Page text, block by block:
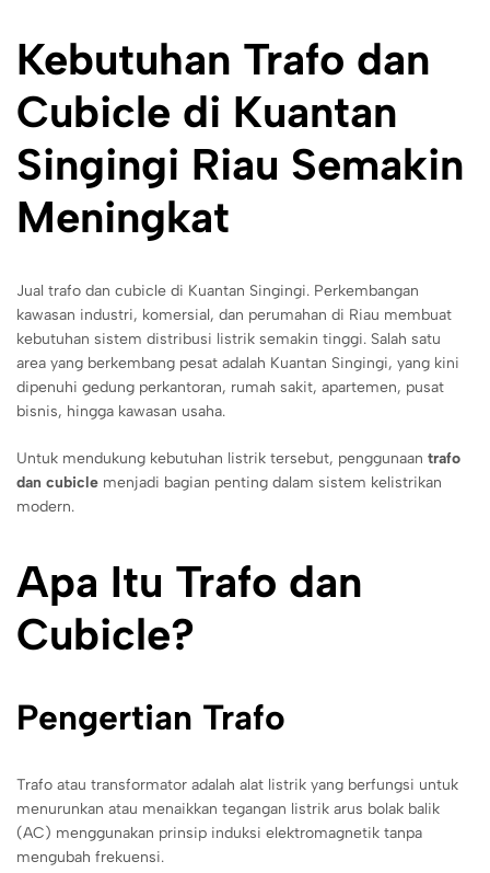
Kebutuhan Trafo dan
Cubicle di Kuantan
Singingi Riau Semakin
Meningkat
Jual trafo dan cubicle di Kuantan Singingi. Perkembangan
kawasan industri, komersial, dan perumahan di Riau membuat
kebutuhan sistem distribusi listrik semakin tinggi. Salah satu
area yang berkembang pesat adalah Kuantan Singingi, yang kini
dipenuhi gedung perkantoran, rumah sakit, apartemen, pusat
bisnis, hingga kawasan usaha.
Untuk mendukung kebutuhan listrik tersebut, penggunaan trafo
dan cubicle menjadi bagian penting dalam sistem kelistrikan
modern.
Apa Itu Trafo dan
Cubicle?
Pengertian Trafo
Trafo atau transformator adalah alat listrik yang berfungsi untuk
menurunkan atau menaikkan tegangan listrik arus bolak balik
(AC) menggunakan prinsip induksi elektromagnetik tanpa
mengubah frekuensi.